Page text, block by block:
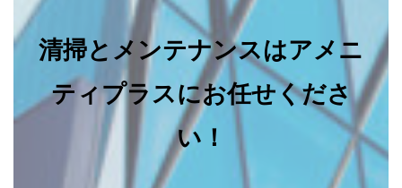
清掃とメンテナンスはアメニ
ティプラスにお任せくださ
い！